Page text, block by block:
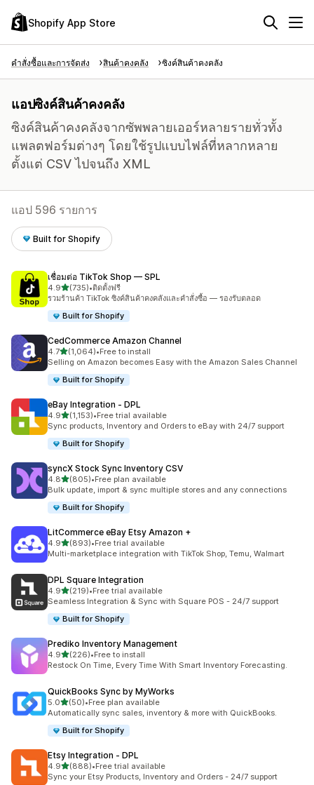
Shopify App Store
คำสั่งซื้อและการจัดส่ง สินค้าคงคลัง ซิงค์สินค้าคงคลัง
แอปซิงค์สินค้าคงคลัง
ซิงค์สินค้าคงคลังจากซัพพลายเออร์หลายรายทั่วทั้ง
แพลตฟอร์มต่างๆ โดยใช้รูปแบบไฟล์ที่หลากหลาย
ตั้งแต่ CSV ไปจนถึง XML
แอป 596 รายการ
Built for Shopify
เชื่อมต่อ TikTok Shop — SPL
4.9เต็ม 5 ดาว
(735)
ทั้งหมด 735 รีวิว
•ติดตั้งฟรี
รวมร้านค้า TikTok ซิงค์สินค้าคงคลังและคำสั่งซื้อ — รองรับตลอด
Built for Shopify
CedCommerce Amazon Channel
4.7เต็ม 5 ดาว
(1,064)
ทั้งหมด 1064 รีวิว
•Free to install
Selling on Amazon becomes Easy with the Amazon Sales Channel
Built for Shopify
eBay Integration ‑ DPL
4.9เต็ม 5 ดาว
(1,153)
ทั้งหมด 1153 รีวิว
•Free trial available
Sync products, Inventory and Orders to eBay with 24/7 support
Built for Shopify
syncX Stock Sync Inventory CSV
4.8เต็ม 5 ดาว
(805)
ทั้งหมด 805 รีวิว
•Free plan available
Bulk update, import & sync multiple stores and any connections
Built for Shopify
LitCommerce eBay Etsy Amazon +
4.9เต็ม 5 ดาว
(893)
ทั้งหมด 893 รีวิว
•Free trial available
Multi-marketplace integration with TikTok Shop, Temu, Walmart
DPL Square Integration
4.9เต็ม 5 ดาว
(219)
ทั้งหมด 219 รีวิว
•Free trial available
Seamless Integration & Sync with Square POS - 24/7 support
Built for Shopify
Prediko Inventory Management
4.9เต็ม 5 ดาว
(226)
ทั้งหมด 226 รีวิว
•Free to install
Restock On Time, Every Time With Smart Inventory Forecasting.
QuickBooks Sync by MyWorks
5.0เต็ม 5 ดาว
(50)
ทั้งหมด 50 รีวิว
•Free plan available
Automatically sync sales, inventory & more with QuickBooks.
Built for Shopify
Etsy Integration ‑ DPL
4.9เต็ม 5 ดาว
(888)
ทั้งหมด 888 รีวิว
•Free trial available
Sync your Etsy Products, Inventory and Orders - 24/7 support